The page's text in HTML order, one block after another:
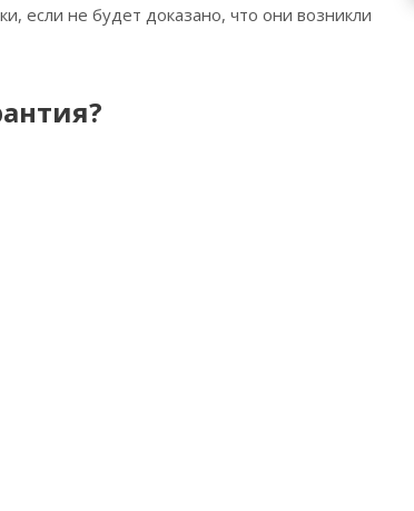
если не будет доказано, что они возникли